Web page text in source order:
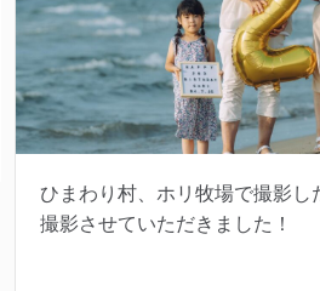
ひまわり村、ホリ牧場で撮影し
撮影させていただきました！